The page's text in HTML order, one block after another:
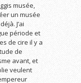
musée,
un musée
J’ai
période et
de cire il y a
de
avant, et
veulent